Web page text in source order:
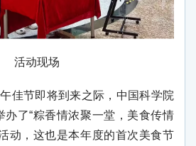
活动现场
佳节即将到来之际，中国科学院
办了“粽香情浓聚一堂，美食传情
动，这也是本年度的首次美食节